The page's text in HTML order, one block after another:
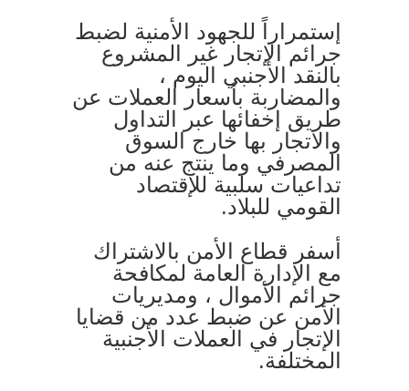
إستمراراً للجهود الأمنية لضبط
جرائم الإتجار غير المشروع
بالنقد الأجنبي اليوم ،
والمضاربة بأسعار العملات عن
طريق إخفائها عبر التداول
والاتجار بها خارج السوق
المصرفي وما ينتج عنه من
تداعيات سلبية للإقتصاد
القومي للبلاد.
أسفر قطاع الأمن بالاشتراك
مع الإدارة العامة لمكافحة
جرائم الأموال ، ومديريات
الأمن عن ضبط عدد من قضايا
الإتجار في العملات الأجنبية
المختلفة.